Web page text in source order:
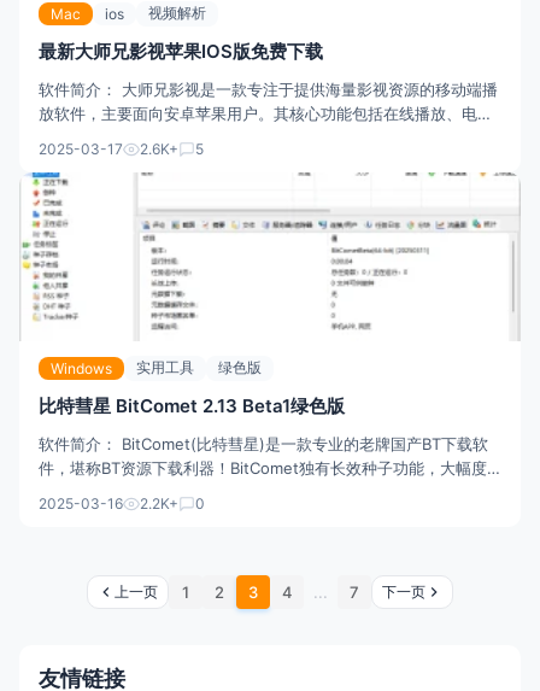
Mac ios 视频解析
最新大师兄影视苹果IOS版免费下载
软件简介： 大师兄影视是一款专注于提供海量影视资源的移动端播
放软件，主要面向安卓苹果用户。其核心功能包括在线播放、电视
多种类型内容，且宣称无需会员即可免费观看全网资源。 安装教
2025-03-17 2.6K+ 5
Windows 实用工具 绿色版
比特彗星 BitComet 2.13 Beta1绿色版
软件简介： BitComet(比特彗星)是一款专业的老牌国产BT下载软
件，堪称BT资源下载利器！BitComet独有长效种子功能，大幅度
BT/HTTP/FTP，支持BitTorrent(BT协议)、Magnet(磁力链接)、
2025-03-16 2.2K+ 0
上一页 1 2 3 4 ... 7 下一页
友情链接